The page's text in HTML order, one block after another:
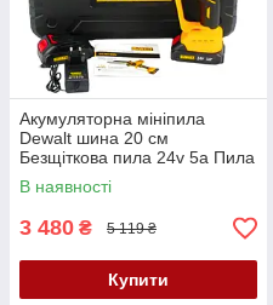
Акумуляторна мініпила
Dewalt шина 20 см
Безщіткова пила 24v 5а Пила
з автоматичним змащенням
ланцюга
В наявності
3 480 ₴ 5 119 ₴
Купити